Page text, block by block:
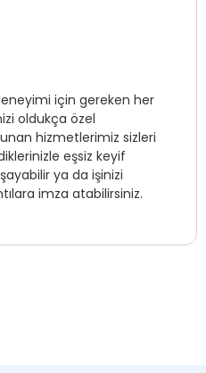
için gereken her
oldukça özel
hizmetlerimiz sizleri
eşsiz keyif
ya da işinizi
imza atabilirsiniz.